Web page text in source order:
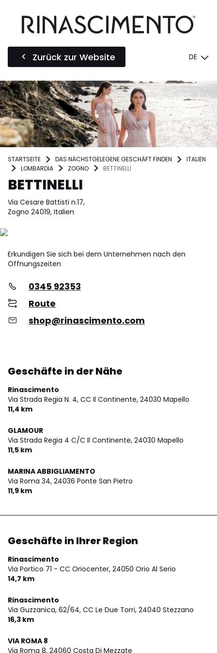
Zurück zur Website DE
STARTSEITE DAS NÄCHSTGELEGENE GESCHÄFT FINDEN
ITALIEN
LOMBARDIA
ZOGNO BETTINELLI
BETTINELLI
Via Cesare Battisti n.17,
Zogno 24019, Italien
Erkundigen Sie sich bei dem Unternehmen nach den
Öffnungszeiten
0345 92353
Route
shop@rinascimento.com
Geschäfte in der Nähe
Rinascimento
Via Strada Regia N. 4, CC Il Continente, 24030 Mapello
11,4 km
GLAMOUR
Via Strada Regia 4 C/C Il Continente, 24030 Mapello
11,5 km
MARINA ABBIGLIAMENTO
Via Roma 34, 24036 Ponte San Pietro
11,9 km
Geschäfte in Ihrer Region
Rinascimento
Via Portico 71 - CC Oriocenter, 24050 Orio Al Serio
14,7 km
Rinascimento
Via Guzzanica, 62/64, CC Le Due Torri, 24040 Stezzano
16,3 km
VIA ROMA 8
Via Roma 8, 24060 Costa Di Mezzate